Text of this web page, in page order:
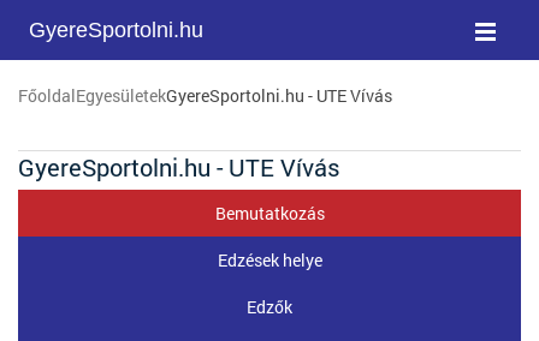
GyereSportolni.hu
FőoldalEgyesületekGyereSportolni.hu - UTE Vívás
GyereSportolni.hu - UTE Vívás
Bemutatkozás
Edzések helye
Edzők